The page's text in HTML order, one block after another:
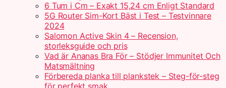
6 Tum i Cm – Exakt 15,24 cm Enligt Standard
5G Router Sim-Kort Bäst i Test – Testvinnare
2024
Salomon Active Skin 4 – Recension,
storleksguide och pris
Vad är Ananas Bra För – Stödjer Immunitet Och
Matsmältning
Förbereda planka till plankstek – Steg-för-steg
för perfekt smak